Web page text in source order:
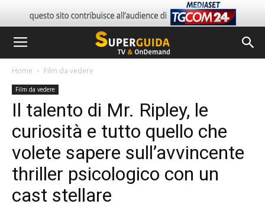
Home Film da vedere
Film da vedere
Il talento di Mr. Ripley, le
curiosità e tutto quello che
volete sapere sull’avvincente
thriller psicologico con un
cast stellare